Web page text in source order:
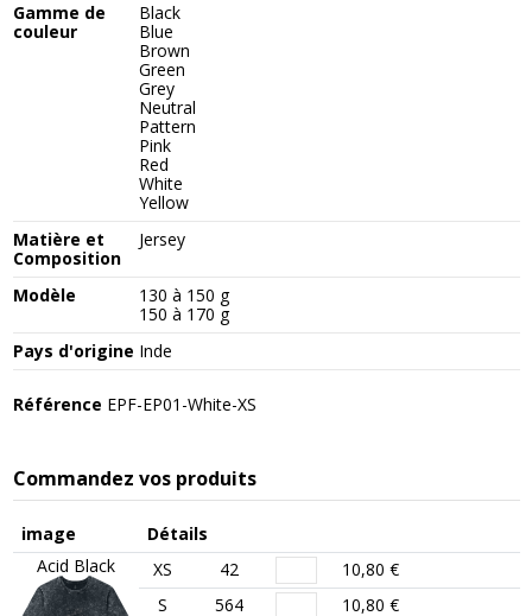
Gamme de
couleur
Black
Blue
Brown
Green
Grey
Neutral
Pattern
Pink
Red
White
Yellow
Matière et
Composition
Jersey
Modèle
130 à 150 g
150 à 170 g
Pays d'origine Inde
Référence EPF-EP01-White-XS
Commandez vos produits
image
Détails
Acid Black
XS 42
10,80 €
S
564 10,80 €